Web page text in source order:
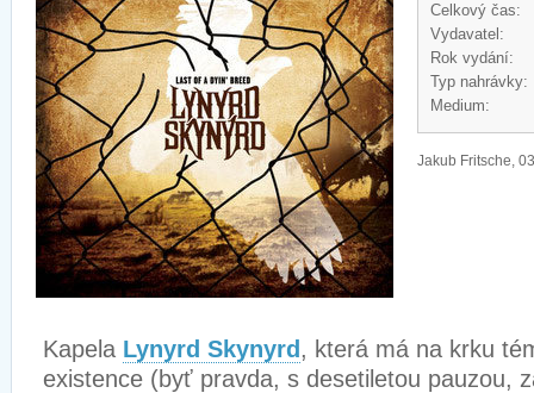
Celkový čas:
Vydavatel:
Rok vydání:
Typ nahrávky:
Medium:
Jakub Fritsche,
Kapela Lynyrd Skynyrd , která má na krku
existence (byť pravda, s desetiletou pauzou,